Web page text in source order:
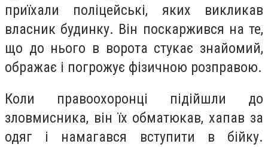
приїхали поліцейські, яких викликав
власник будинку. Він поскаржився на те,
що до нього в ворота стукає знайомий,
ображає і погрожує фізичною розправою.
Коли правоохоронці підійшли до
зловмисника, він їх обматюкав, хапав за
одяг і намагався вступити в бійку.